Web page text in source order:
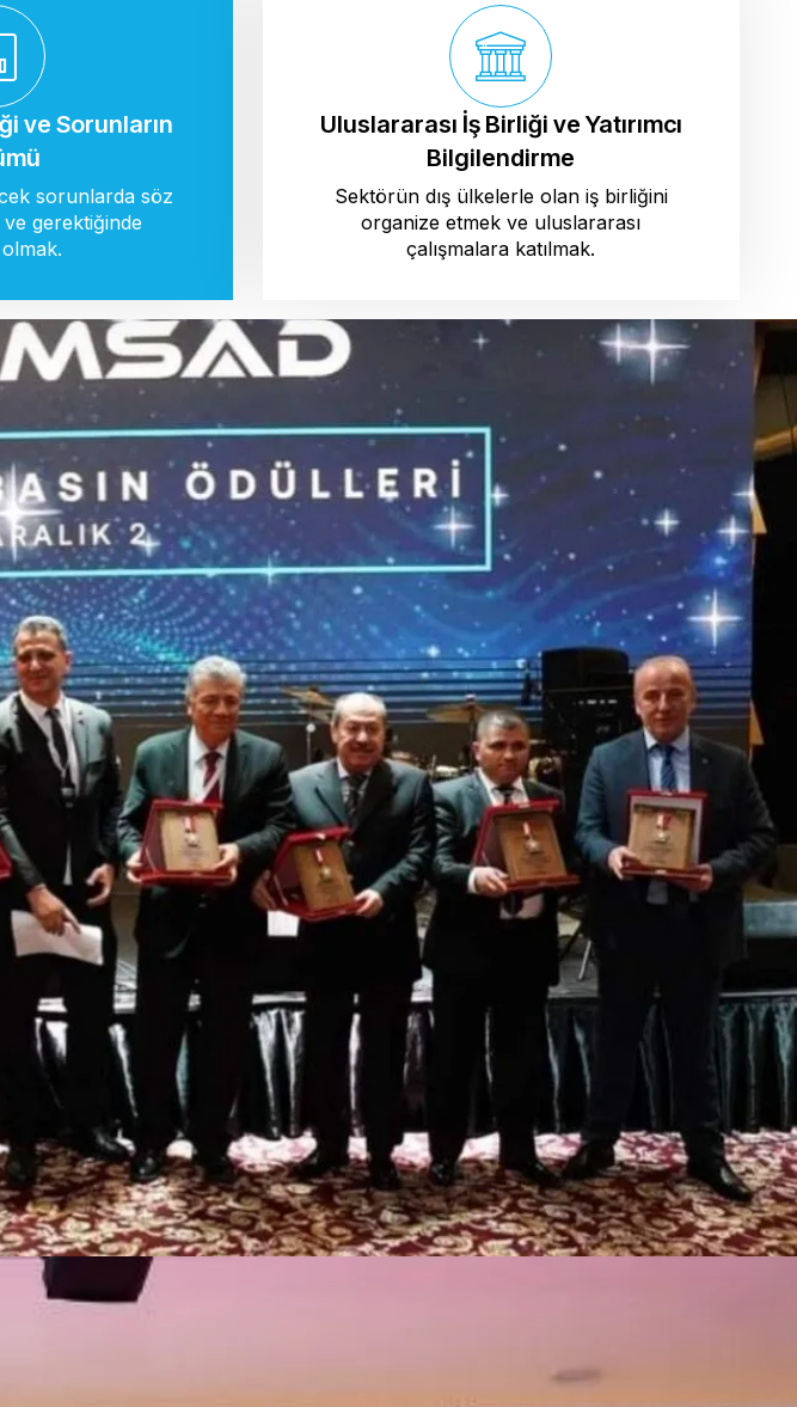
ve Sorunların
sorunlarda söz
ve gerektiğinde
Uluslararası İş Birliği ve Yatırımcı
Bilgilendirme
Sektörün dış ülkelerle olan iş birliğini
organize etmek ve uluslararası
çalışmalara katılmak.